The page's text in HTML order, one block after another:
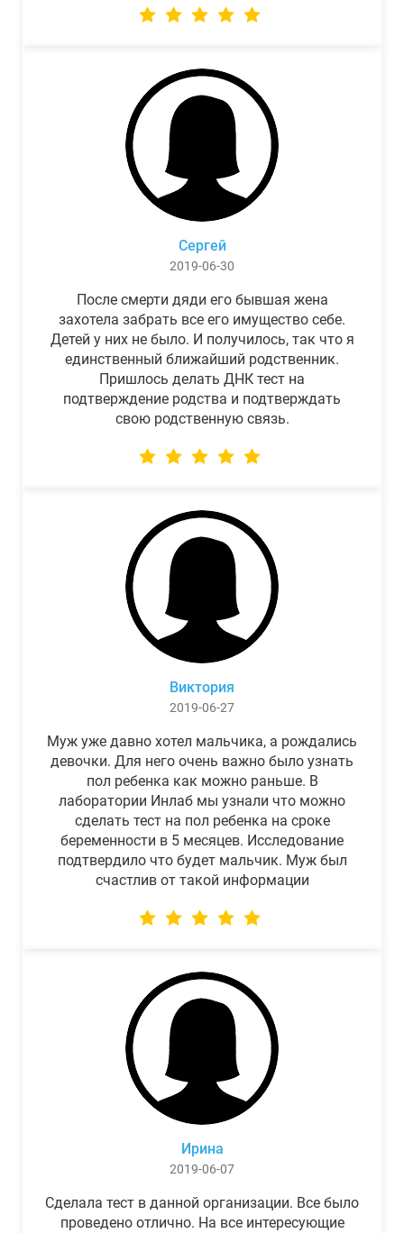
Сергей
2019-06-30
После смерти дяди его бывшая жена
захотела забрать все его имущество себе.
Детей у них не было. И получилось, так что я
единственный ближайший родственник.
Пришлось делать ДНК тест на
подтверждение родства и подтверждать
свою родственную связь.
Виктория
2019-06-27
Муж уже давно хотел мальчика, а рождались
девочки. Для него очень важно было узнать
пол ребенка как можно раньше. В
лаборатории Инлаб мы узнали что можно
сделать тест на пол ребенка на сроке
беременности в 5 месяцев. Исследование
подтвердило что будет мальчик. Муж был
счастлив от такой информации
Ирина
2019-06-07
Сделала тест в данной организации. Все было
проведено отлично. На все интересующие